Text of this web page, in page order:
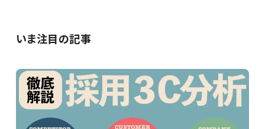
いま注目の記事